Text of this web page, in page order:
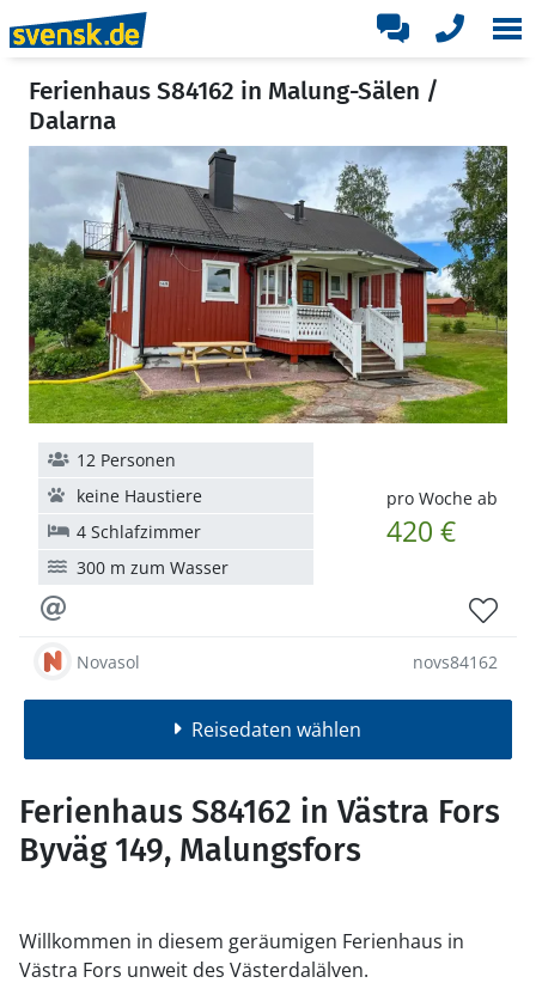
Ferienhaus S84162 in Malung-Sälen /
Dalarna
pro Woche ab
420 €
12 Personen
keine Haustiere
4 Schlafzimmer
300 m zum Wasser
Novasol novs84162
Reisedaten wählen
Ferienhaus S84162 in Västra Fors
Byväg 149, Malungsfors
Willkommen in diesem geräumigen Ferienhaus in
Västra Fors unweit des Västerdalälven.